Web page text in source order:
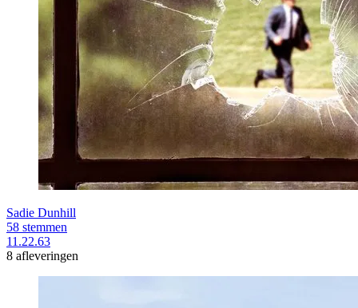
Sadie Dunhill
58 stemmen
11.22.63
8 afleveringen